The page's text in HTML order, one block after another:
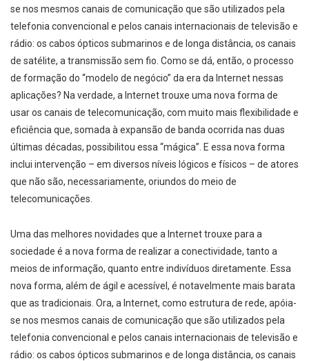
se nos mesmos canais de comunicação que são utilizados pela
telefonia convencional e pelos canais internacionais de televisão e
rádio: os cabos ópticos submarinos e de longa distância, os canais
de satélite, a transmissão sem fio. Como se dá, então, o processo
de formação do “modelo de negócio” da era da Internet nessas
aplicações? Na verdade, a Internet trouxe uma nova forma de
usar os canais de telecomunicação, com muito mais flexibilidade e
eficiência que, somada à expansão de banda ocorrida nas duas
últimas décadas, possibilitou essa “mágica”. E essa nova forma
inclui intervenção – em diversos níveis lógicos e físicos – de atores
que não são, necessariamente, oriundos do meio de
telecomunicações.
Uma das melhores novidades que a Internet trouxe para a
sociedade é a nova forma de realizar a conectividade, tanto a
meios de informação, quanto entre indivíduos diretamente. Essa
nova forma, além de ágil e acessível, é notavelmente mais barata
que as tradicionais. Ora, a Internet, como estrutura de rede, apóia-
se nos mesmos canais de comunicação que são utilizados pela
telefonia convencional e pelos canais internacionais de televisão e
rádio: os cabos ópticos submarinos e de longa distância, os canais